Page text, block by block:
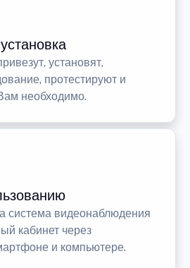
установят,
протестируют и
необходимо.
система видеонаблюдения
кабинет через
и компьютере.